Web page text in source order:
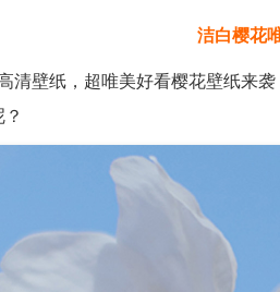
洁白樱花
壁纸，超唯美好看樱花壁纸来